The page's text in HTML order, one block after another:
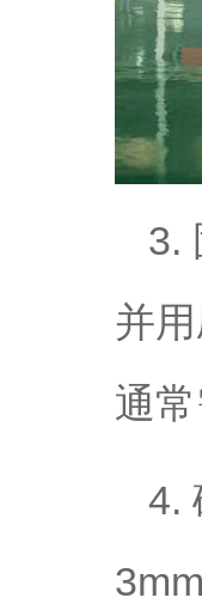
3.
并
通
4.